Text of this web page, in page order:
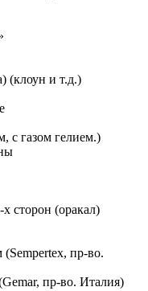
(клоун и т.д.)
с газом гелием.)
сторон (оракал)
пр-во.
пр-во. Италия)